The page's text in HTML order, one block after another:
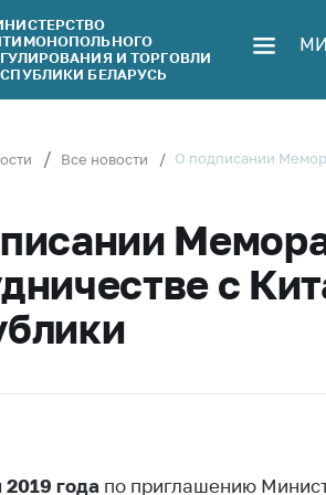
И ТОРГОВЛИ
БЕЛАРУСЬ
Все новости О подписании
с
2019 года по приглашению